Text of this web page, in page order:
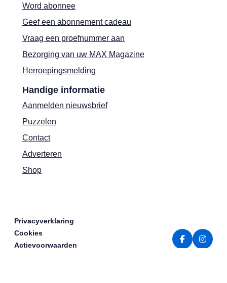
Word abonnee
Geef een abonnement cadeau
Vraag een proefnummer aan
Bezorging van uw MAX Magazine
Herroepingsmelding
Handige informatie
Aanmelden nieuwsbrief
Puzzelen
Contact
Adverteren
Shop
Privacyverklaring
Cookies
Actievoorwaarden